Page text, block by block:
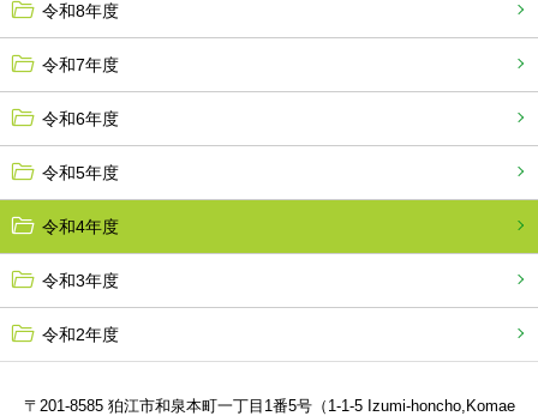
令和8年度
令和7年度
令和6年度
令和5年度
令和4年度
令和3年度
令和2年度
〒201-8585 狛江市和泉本町一丁目1番5号（1-1-5 Izumi-honcho,Komae